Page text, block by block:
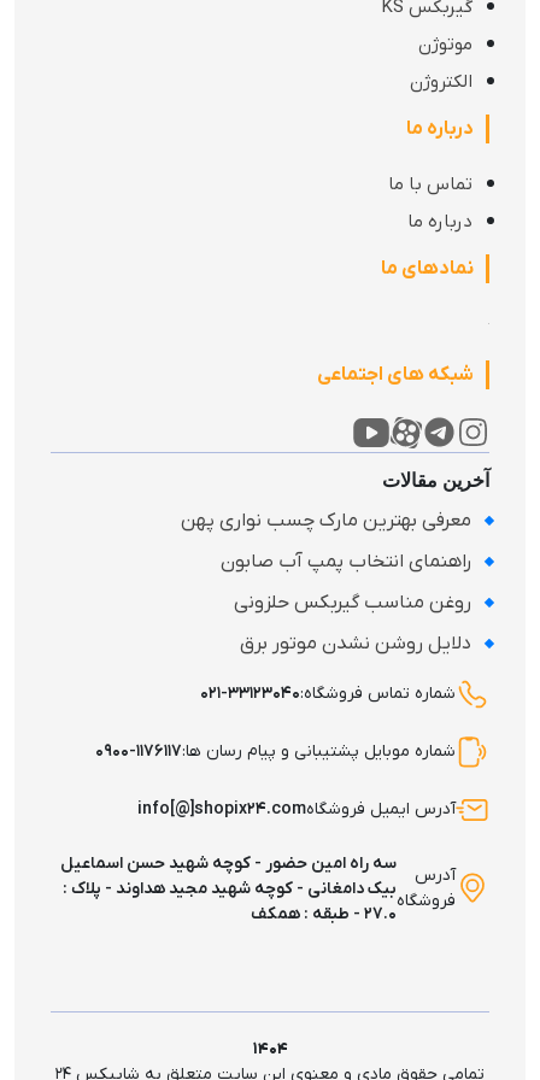
گیربکس KS
موتوژن
الکتروژن
درباره ما
تماس با ما
درباره ما
نمادهای ما
شبکه های اجتماعی
آخرین مقالات
معرفی بهترین مارک چسب نواری پهن
راهنمای انتخاب پمپ آب صابون
روغن مناسب گیربکس حلزونی
دلایل روشن نشدن موتور برق
شماره تماس فروشگاه:۰۲۱-۳۳۱۲۳۰۴۰
شماره موبایل پشتیبانی و پیام رسان ها:۰۹۰۰-۱۱۷۶۱۱۷
آدرس ایمیل فروشگاهinfo[@]shopix۲۴.com
آدرس
فروشگاه
سه راه امین حضور - کوچه شهید حسن اسماعیل
بیک دامغانی - کوچه شهید مجید هداوند - پلاک :
۲۷.۰ - طبقه : همکف
۱۴۰۴
تمامی حقوق مادی و معنوی این سایت متعلق به شاپیکس ۲۴